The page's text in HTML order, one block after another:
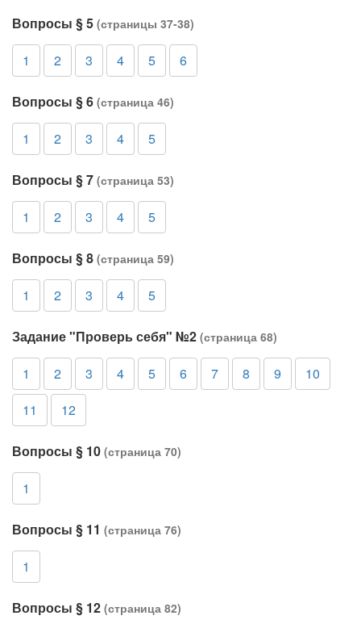
Вопросы § 5 (страницы 37-38)
1 2 3 4 5 6
Вопросы § 6 (страница 46)
1 2 3 4 5
Вопросы § 7 (страница 53)
1 2 3 4 5
Вопросы § 8 (страница 59)
1 2 3 4 5
Задание "Проверь себя" №2 (страница 68)
1 2 3 4 5 6 7 8 9
10
11
12
Вопросы § 10 (страница 70)
1
Вопросы § 11 (страница 76)
1
Вопросы § 12 (страница 82)